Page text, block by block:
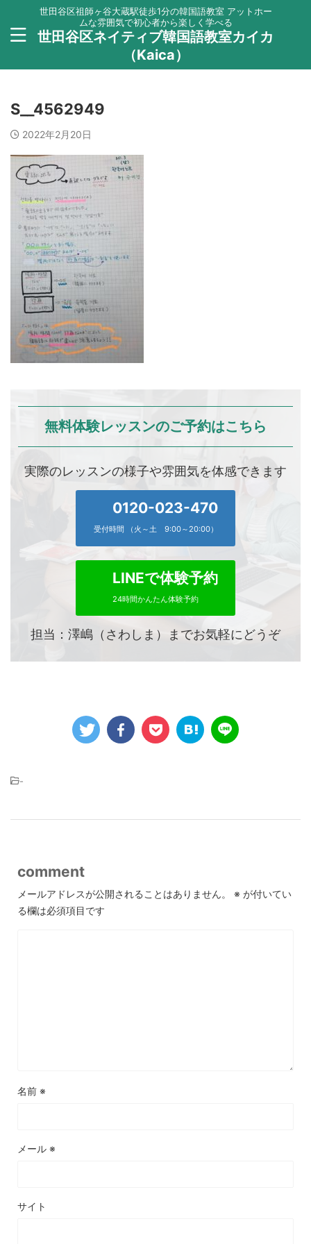
世田谷区祖師ヶ谷大蔵駅徒歩1分の韓国語教室 アットホー
ムな雰囲気で初心者から楽しく学べる
世田谷区ネイティブ韓国語教室カイカ
（Kaica）
S__4562949
2022年2月20日
無料体験レッスンのご予約はこちら
実際のレッスンの様子や雰囲気を体感できます
0120-023-470
受付時間 （火～土 9:00～20:00）
LINEで体験予約
24時間かんたん体験予約
担当：澤嶋（さわしま）までお気軽にどうぞ
-
comment
メールアドレスが公開されることはありません。 ※ が付いてい
る欄は必須項目です
名前 ※
メール ※
サイト